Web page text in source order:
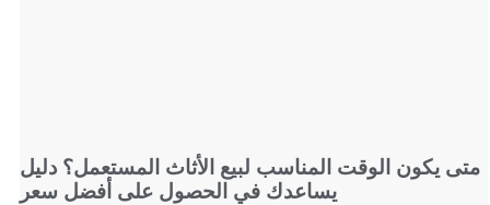
متى يكون الوقت المناسب لبيع الأثاث المستعمل؟ دليل
يساعدك في الحصول على أفضل سعر